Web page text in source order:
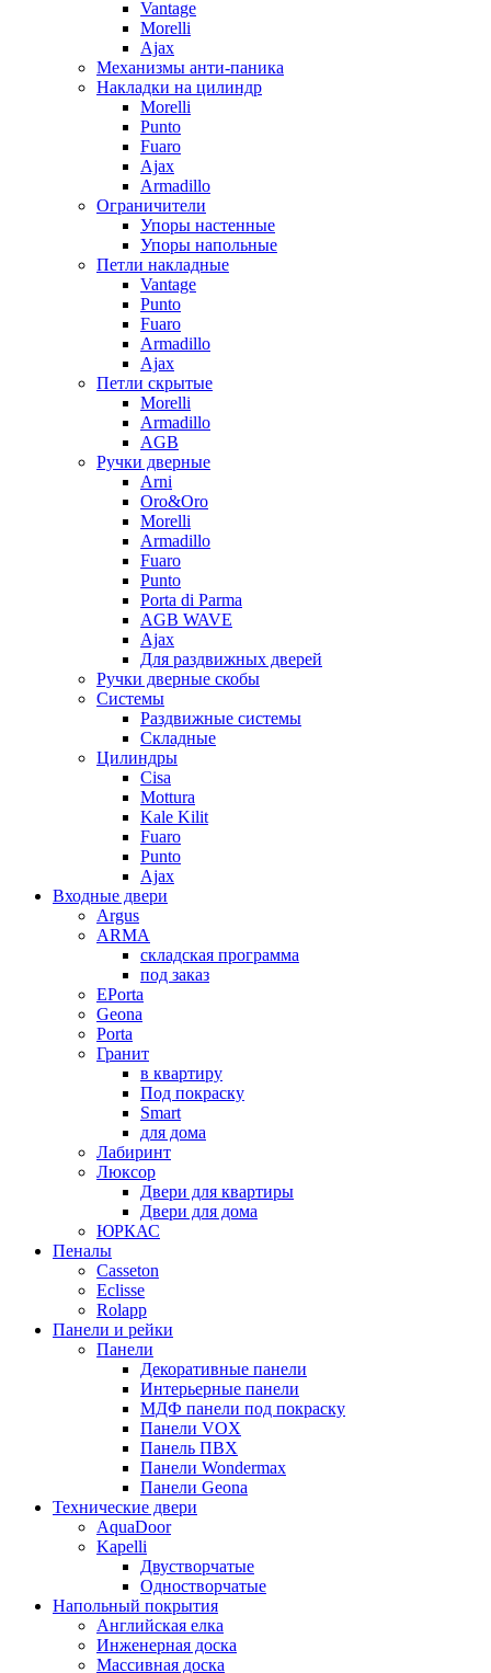
Vantage
Morelli
Ajax
Механизмы анти-паника
Накладки на цилиндр
Morelli
Punto
Fuaro
Ajax
Armadillo
Ограничители
Упоры настенные
Упоры напольные
Петли накладные
Vantage
Punto
Fuaro
Armadillo
Ajax
Петли скрытые
Morelli
Armadillo
AGB
Ручки дверные
Arni
Oro&Oro
Morelli
Armadillo
Fuaro
Punto
Porta di Parma
AGB WAVE
Ajax
Для раздвижных дверей
Ручки дверные скобы
Системы
Раздвижные системы
Складные
Цилиндры
Cisa
Mottura
Kale Kilit
Fuaro
Punto
Ajax
Входные двери
Argus
ARMA
складская программа
под заказ
EPorta
Geona
Porta
Гранит
в квартиру
Под покраску
Smart
для дома
Лабиринт
Люксор
Двери для квартиры
Двери для дома
ЮРКАС
Пеналы
Casseton
Eclisse
Rolapp
Панели и рейки
Панели
Декоративные панели
Интерьерные панели
МДФ панели под покраску
Панели VOX
Панель ПВХ
Панели Wondermax
Панели Geona
Технические двери
AquaDoor
Kapelli
Двустворчатые
Одностворчатые
Напольный покрытия
Английская елка
Инженерная доска
Массивная доска